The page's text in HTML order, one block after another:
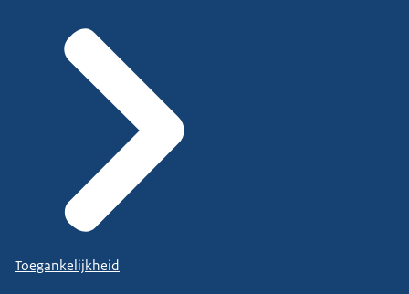
Toegankelijkheid